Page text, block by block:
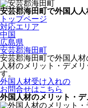
安芸郡海田町で外国人
トップページ
対応エリア
中国
広島県
安芸郡海田町
安芸郡海田町で外国人
人材のメリット・デメ
す。
外国人材受け入れの
お問合せはこちら
外国人材のメリット・デ